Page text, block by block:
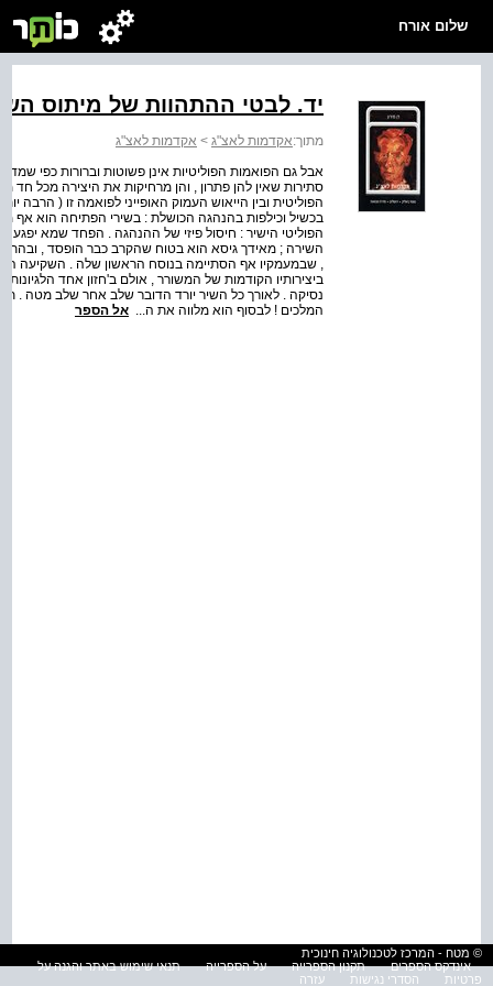
שלום אורח
יד. לבטי ההתהוות של מיתוס
מתוך:אקדמות לאצ"ג > אקדמות לאצ"ג
אבל גם הפואמות הפוליטיות אינן פשוטות וברורות כפי
סתירות שאין להן פתרון , והן מרחיקות את היצירה מכל
הפוליטית ובין הייאוש העמוק האופייני לפואמה זו ( הרבה
בכשיל וכילפות בהנהגה הכושלת : בשירי הפתיחה הוא
הפוליטי הישיר : חיסול פיזי של ההנהגה . הפחד שמא
השירה ; מאידך גיסא הוא בטוח שהקרב כבר הופסד ,
, שבמעמקיו אף הסתיימה בנוסח הראשון שלה . השקיעה
ביצירותיו הקודמות של המשורר , אולם ב'חזון אחד
נסיקה . לאורך כל השיר יורד הדובר שלב אחר שלב מטה .
המלכים ! לבסוף הוא מלווה את ה... אל הספר
© מטח - המרכז לטכנולוגיה חינוכית
אינדקס הספרים
תקנון הספרייה על הספרייה
תנאי שימוש באתר והגנה על
פרטיות
הסדרי נגישות עזרה